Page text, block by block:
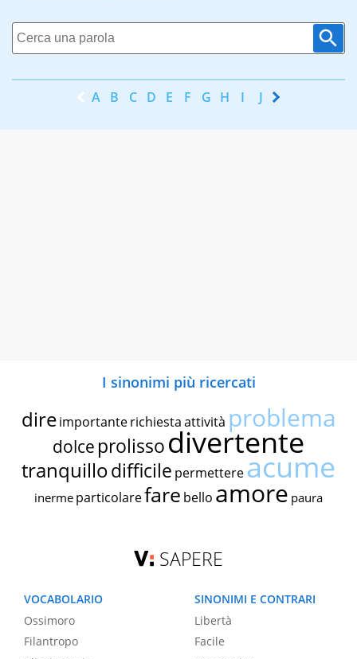
A B C D E F G H I J K
I sinonimi più ricercati
dire importante richiestaattività problema
dolce prolissodivertente
tranquillodifficile permettereacume
inerme particolarefare bello amore paura
SAPERE
VOCABOLARIO
Ossimoro
Filantropo
SINONIMI E CONTRARI
Libertà
Facile